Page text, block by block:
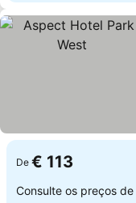
De € 113
Consulte os preços de